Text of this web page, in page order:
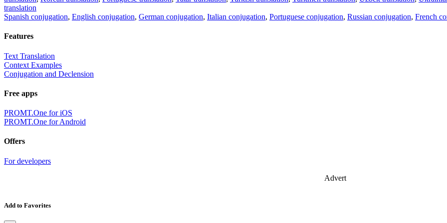
translation
Spanish conjugation, English conjugation, German conjugation, Italian conjugation, Portuguese conjugation, Russian conjugation, French
Features
Text Translation
Context Examples
Conjugation and Declension
Free apps
PROMT.One for iOS
PROMT.One for Android
Offers
For developers
Advert
Add to Favorites